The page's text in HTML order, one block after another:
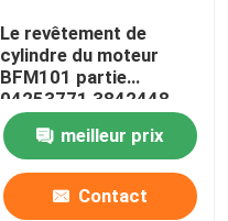
Le revêtement de
cylindre du moteur
BFM101 partie
04253771 3842448
04253772
meilleur prix
Contact